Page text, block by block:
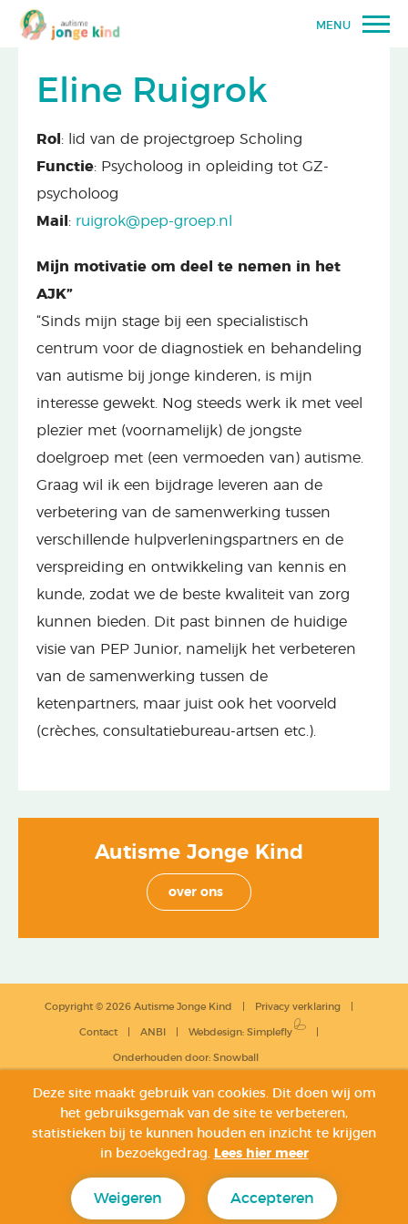
MENU
Eline Ruigrok
Rol : lid van de projectgroep Scholing
Functie: Psycholoog in opleiding tot GZ-
psycholoog
Mail : ruigrok@pep-groep.nl
Mijn motivatie om deel te nemen in het
AJK”
“Sinds mijn stage bij een specialistisch
centrum voor de diagnostiek en behandeling
van autisme bij jonge kinderen, is mijn
interesse gewekt. Nog steeds werk ik met veel
plezier met (voornamelijk) de jongste
doelgroep met (een vermoeden van) autisme.
Graag wil ik een bijdrage leveren aan de
verbetering van de samenwerking tussen
verschillende hulpverleningspartners en de
verspreiding en ontwikkeling van kennis en
kunde, zodat we de beste kwaliteit van zorg
kunnen bieden. Dit past binnen de huidige
visie van PEP Junior, namelijk het verbeteren
van de samenwerking tussen de
ketenpartners, maar juist ook het voorveld
(crèches, consultatiebureau-artsen etc.).
Autisme Jonge Kind
over ons
Copyright © 2026 Autisme Jonge Kind Privacy verklaring
Contact ANBI Webdesign: Simplefly
Onderhouden door: Snowball
Deze site maakt gebruik van cookies. Dit doen wij om
het gebruiksgemak van de site te verbeteren,
statistieken bij te kunnen houden en inzicht te krijgen
in bezoekgedrag. Lees hier meer
Weigeren Accepteren